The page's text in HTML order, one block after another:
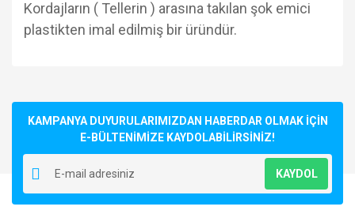
Kordajların ( Tellerin ) arasına takılan şok emici
plastikten imal edilmiş bir üründür.
Yorum Yaz
kullanarak tarafımıza iletebilirsiniz.
Görüş ve önerileriniz için teşekkür ederiz.
Ürün resmi kalitesiz, bozuk veya görüntülenemiyor.
Ürün açıklamasında eksik bilgiler bulunuyor.
Ürün bilgilerinde hatalar bulunuyor.
KAMPANYA DUYURULARIMIZDAN HABERDAR OLMAK İÇİN
E-BÜLTENİMİZE KAYDOLABİLİRSİNİZ!
KAYDOL